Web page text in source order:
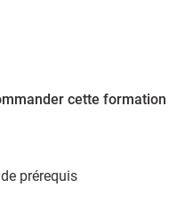
cette formation
prérequis